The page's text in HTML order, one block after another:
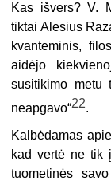
Kas išvers? V.
tiktai Alesius
kvanteminis,
aidėjo
susitikimo metu
neapgavo“22.
Kalbėdamas
kad vertė ne tik
tuometinės